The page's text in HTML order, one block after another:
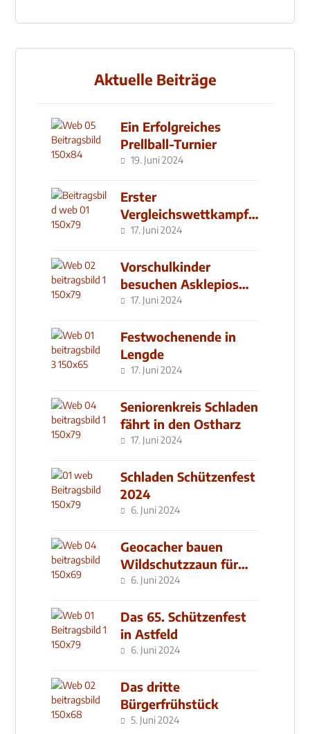
Aktuelle Beiträge
Ein Erfolgreiches
Prellball-Turnier
19. Juni 2024
Erster
Vergleichswettkampf
seit 2019
17. Juni 2024
Vorschulkinder
besuchen Asklepios
Klinik
17. Juni 2024
Festwochenende in
Lengde
17. Juni 2024
Seniorenkreis Schladen
fährt in den Ostharz
17. Juni 2024
Schladen Schützenfest
2024
6. Juni 2024
Geocacher bauen
Wildschutzzaun für
den MachMit! Wald
6. Juni 2024
Das 65. Schützenfest
in Astfeld
6. Juni 2024
Das dritte
Bürgerfrühstück
5. Juni 2024